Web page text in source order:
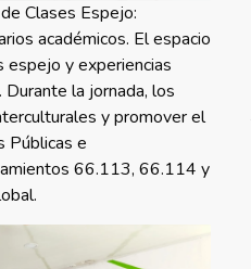
Clases Espejo:
académicos. El espacio
espejo y experiencias
la jornada, los
y promover el
Públicas e
66.113, 66.114 y